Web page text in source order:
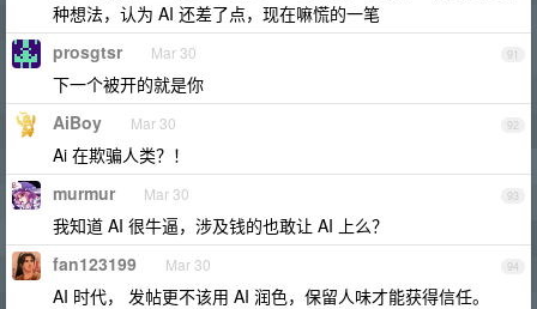
种想法，认为 AI 还差了点，现在嘛慌的一笔
91
prosgtsr Mar 30
下一个被开的就是你
92
AiBoy Mar 30
Ai 在欺骗人类？！
93
murmur Mar 30
我知道 AI 很牛逼，涉及钱的也敢让 AI 上么？
94
fan123199 Mar 30
AI 时代， 发帖更不该用 AI 润色，保留人味才能获得信任。